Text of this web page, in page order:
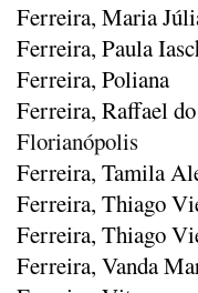
Ferreira, Maria
Ferreira, Paula
Ferreira, Poliana
Ferreira, Raffael
Florianópolis
Ferreira, Tamila
Ferreira, Thiago
Ferreira, Thiago
Ferreira, Vanda